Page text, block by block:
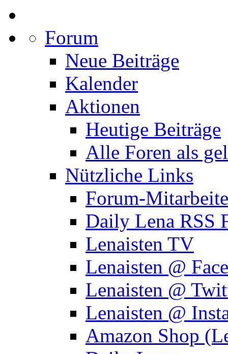
Forum
Neue Beiträge
Kalender
Aktionen
Heutige Beiträge
Alle Foren als
Nützliche Links
Forum-
Daily Lena RSS
Lenaisten TV
Lenaisten @
Lenaisten @
Lenaisten @
Amazon Shop